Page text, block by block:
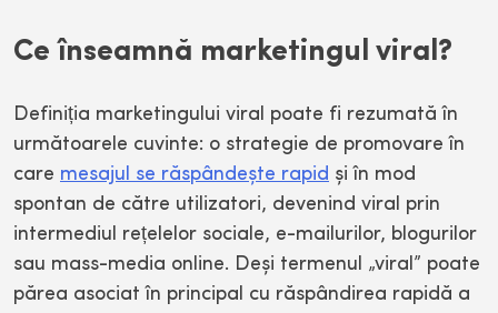
Ce înseamnă marketingul viral?
Definiția marketingului viral poate fi rezumată în
următoarele cuvinte: o strategie de promovare în
care mesajul se răspândește rapid și în mod
spontan de către utilizatori, devenind viral prin
intermediul rețelelor sociale, e-mailurilor, blogurilor
sau mass-media online. Deși termenul „viral” poate
părea asociat în principal cu răspândirea rapidă a